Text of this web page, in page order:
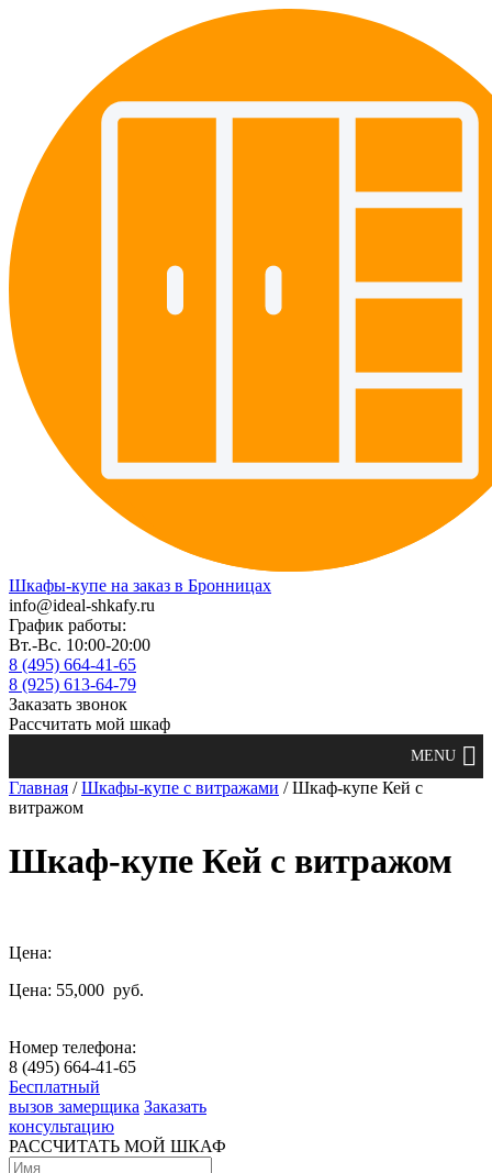
Шкафы-купе на заказ в Бронницах
info@ideal-shkafy.ru
График работы:
Вт.-Вс. 10:00-20:00
8 (495) 664-41-65
8 (925) 613-64-79
Заказать звонок
Рассчитать мой шкаф
Главная /Шкафы-купе с витражами / Шкаф-купе Кей с
витражом
Шкаф-купе Кей с витражом
Цена:
Цена: 55,000 руб.
Номер телефона:
8 (495) 664-41-65
Бесплатный
вызов замерщика Заказать
консультацию
РАССЧИТАТЬ МОЙ ШКАФ